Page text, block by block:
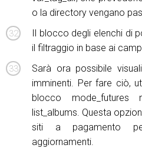
o la directory vengano
Il blocco degli elenchi di
il filtraggio in base ai
Sarà ora possibile
imminenti. Per fare ciò,
blocco
list_albums. Questa
siti a pagamento
aggiornamenti.